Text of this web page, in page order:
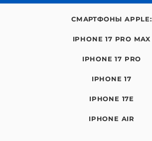
СМАРТФОНЫ APPLE:
IPHONE 17 PRO MAX
IPHONE 17 PRO
IPHONE 17
IPHONE 17E
IPHONE AIR